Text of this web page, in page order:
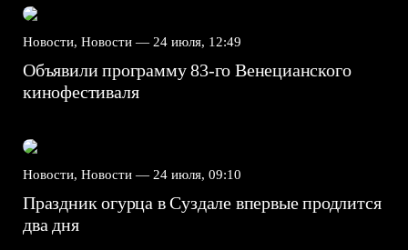
Новости, Новости — 24 июля, 12:49
Объявили программу 83-го Венецианского
кинофестиваля
Новости, Новости — 24 июля, 09:10
Праздник огурца в Суздале впервые продлится
два дня